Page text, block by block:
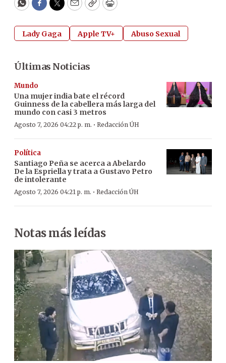
WhatsApp
Facebook
Twitter
EmailCopyPrint
Lady Gaga Apple TV+ Abuso Sexual
Últimas Noticias
Mundo
Una mujer india bate el récord
Guinness de la cabellera más larga del
mundo con casi 3 metros
Agosto 7, 2026 04:22 p. m. · Redacción ÚH
Política
Santiago Peña se acerca a Abelardo
De la Espriella y trata a Gustavo Petro
de intolerante
Agosto 7, 2026 04:21 p. m. · Redacción ÚH
Notas más leídas